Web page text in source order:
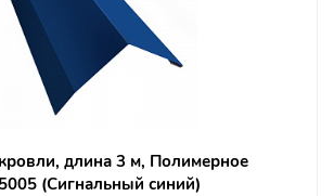
длина 3 м, Полимерное
(Сигнальный синий)